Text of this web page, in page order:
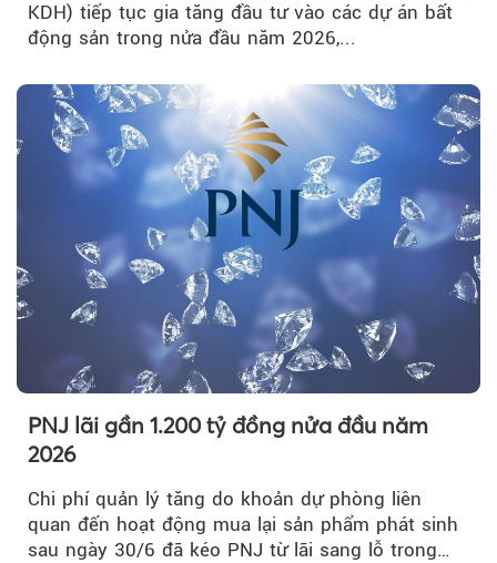
KDH) tiếp tục gia tăng đầu tư vào các dự án bất
động sản trong nửa đầu năm 2026,...
PNJ lãi gần 1.200 tỷ đồng nửa đầu năm
2026
Chi phí quản lý tăng do khoản dự phòng liên
quan đến hoạt động mua lại sản phẩm phát sinh
sau ngày 30/6 đã kéo PNJ từ lãi sang lỗ trong